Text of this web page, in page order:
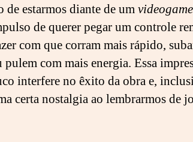
de estarmos diante de umvideogame
de querer pegar um controle
com que corram mais rápido,
com mais energia. Essa
interfere no êxito da obra e,
certa nostalgia ao lembrarmos de